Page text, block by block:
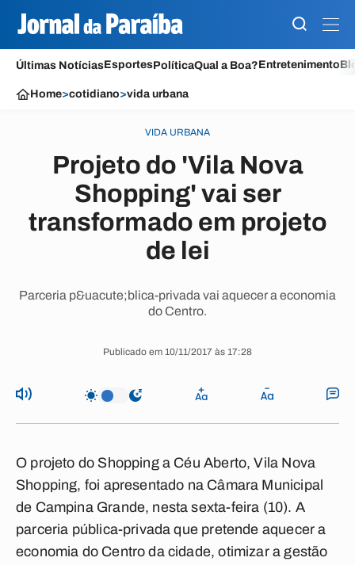
Últimas NotíciasEsportesPolíticaQual a Boa?Entretenimento
Home>cotidiano>vida urbana
VIDA URBANA
Projeto do 'Vila Nova
Shopping' vai ser
transformado em projeto
de lei
Parceria p&uacute;blica-privada vai aquecer a economia
do Centro.
Publicado em 10/11/2017 às 17:28
O projeto do Shopping a Céu Aberto, Vila Nova
Shopping, foi apresentado na Câmara Municipal
de Campina Grande, nesta sexta-feira (10). A
parceria pública-privada que pretende aquecer a
economia do Centro da cidade, otimizar a gestão